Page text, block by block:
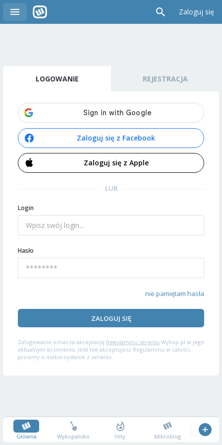
Zaloguj się
LOGOWANIE REJESTRACJA
Zaloguj się z Facebook
Zaloguj się z Apple
LUB
Login
Hasło
nie pamiętam hasła
ZALOGUJ SIĘ
Zalogowanie oznacza akceptację Regulaminu serwisu Wykop.pl w jego
aktualnym brzmieniu. Jeśli nie akceptujesz Regulaminu w całości,
prosimy o niekorzystanie z serwisu.
Główna Wykopalisko Hity Mikroblog